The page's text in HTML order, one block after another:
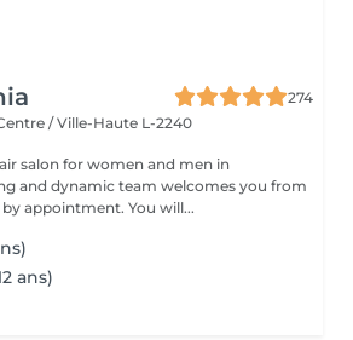
274
/ Ville-Haute L-2240
salon for women and men in
and dynamic team welcomes you from
Monday to Saturday by appointment. You will...
ans)